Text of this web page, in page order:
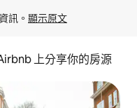
訊。 顯示原文
上分享你的房源